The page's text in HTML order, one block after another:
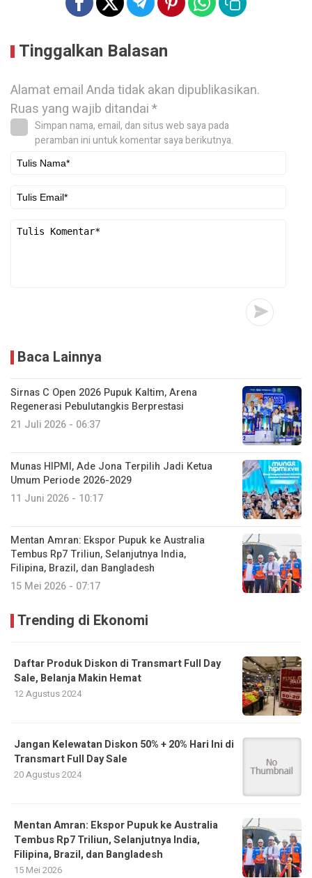
Tinggalkan Balasan
Alamat email Anda tidak akan dipublikasikan.
Ruas yang wajib ditandai*
Simpan nama, email, dan situs web saya pada
peramban ini untuk komentar saya berikutnya.
Baca Lainnya
Sirnas C Open 2026 Pupuk Kaltim, Arena
Regenerasi Pebulutangkis Berprestasi
21 Juli 2026 - 06:37
Munas HIPMI, Ade Jona Terpilih Jadi Ketua
Umum Periode 2026-2029
11 Juni 2026 - 10:17
Mentan Amran: Ekspor Pupuk ke Australia
Tembus Rp7 Triliun, Selanjutnya India,
Filipina, Brazil, dan Bangladesh
15 Mei 2026 - 07:17
Trending di Ekonomi
Daftar Produk Diskon di Transmart Full Day
Sale, Belanja Makin Hemat
12 Agustus 2024
Jangan Kelewatan Diskon 50% + 20% Hari Ini di
Transmart Full Day Sale
20 Agustus 2024
Mentan Amran: Ekspor Pupuk ke Australia
Tembus Rp7 Triliun, Selanjutnya India,
Filipina, Brazil, dan Bangladesh
15 Mei 2026